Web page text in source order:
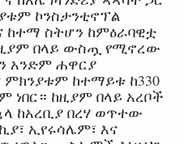
ኮንስታንቲኖፕል
ስትሆን ከምዕራባዊቷ
በላይ ውስጧ የሚኖረው
አንድም ሐዋርያ
ከተማይቱ ከ330
ነበር። ከዚያም በላይ አረቦች
ከአረቢያ በረሃ ወጥተው
ኢየሩሳሌም፣ እና